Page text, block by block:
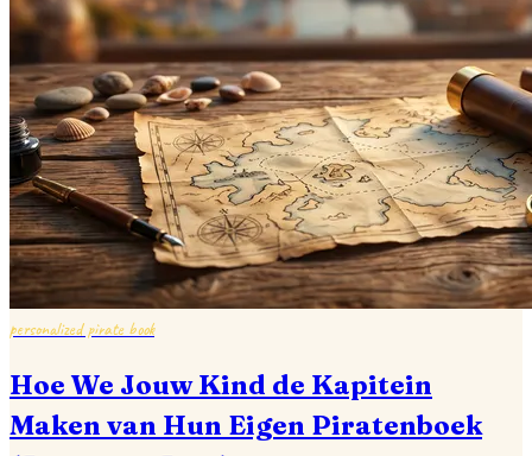
personalized pirate book
Hoe We Jouw Kind de Kapitein
Maken van Hun Eigen Piratenboek